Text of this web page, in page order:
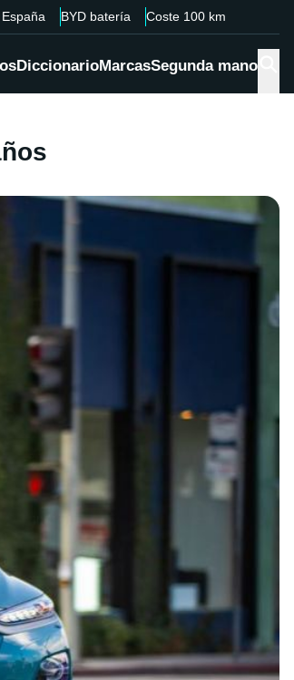
BYD batería Coste 100 km
DiccionarioMarcasSegunda mano